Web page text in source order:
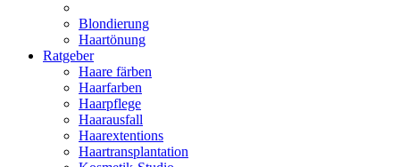
Blondierung
Haartönung
Ratgeber
Haare färben
Haarfarben
Haarpflege
Haarausfall
Haarextentions
Haartransplantation